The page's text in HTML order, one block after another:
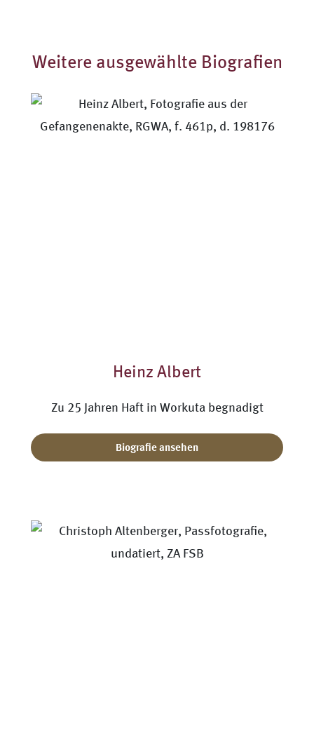
Weitere ausgewählte Biografien
Heinz Albert
Zu 25 Jahren Haft in Workuta begnadigt
Biografie ansehen